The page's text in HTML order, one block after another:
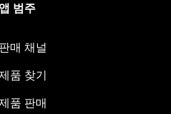
앱 범주
판매 채널
품 찾기
품 판매